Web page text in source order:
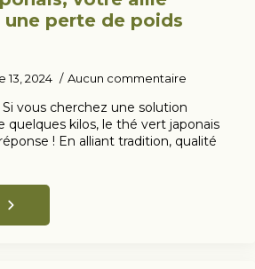
perte de poids
13, 2024 Aucun commentaire
vous cherchez une solution
quelques kilos, le thé vert japonais
! En alliant tradition, qualité